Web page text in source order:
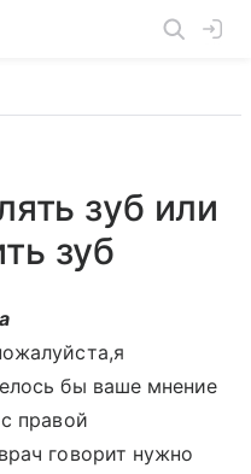
зуб или
зуб
бы ваше мнение
правой
говорит нужно